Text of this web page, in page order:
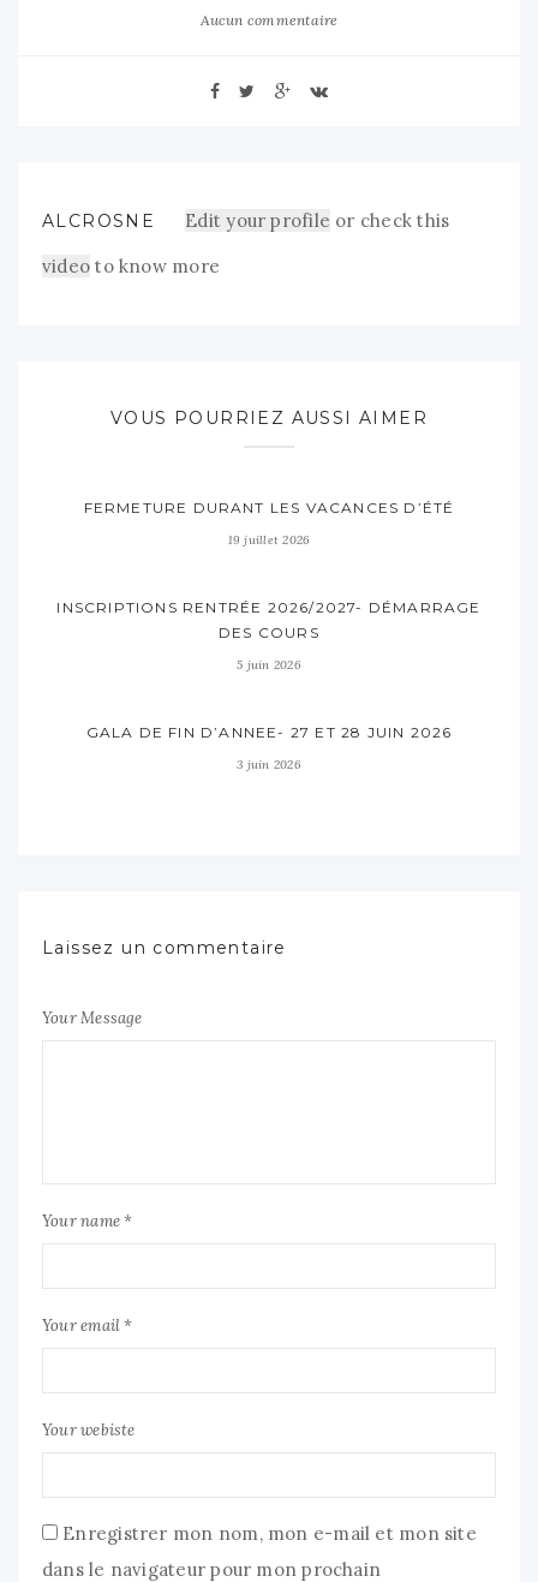
Aucun commentaire
ALCROSNE Edit your profile or check this
video to know more
VOUS POURRIEZ AUSSI AIMER
FERMETURE DURANT LES VACANCES D’ÉTÉ
19 juillet 2026
INSCRIPTIONS RENTRÉE 2026/2027- DÉMARRAGE
DES COURS
5 juin 2026
GALA DE FIN D’ANNEE- 27 ET 28 JUIN 2026
3 juin 2026
Laissez un commentaire
Your Message
Your name *
Your email *
Your webiste
Enregistrer mon nom, mon e-mail et mon site
dans le navigateur pour mon prochain